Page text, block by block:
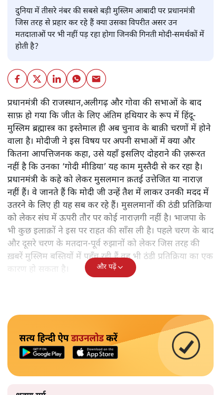
दुनिया में तीसरे नंबर की सबसे बड़ी मुस्लिम आबादी पर प्रधानमंत्री
जिस तरह से प्रहार कर रहे हैं क्या उसका विपरीत असर उन
मतदाताओं पर भी नहीं पड़ रहा होगा जिनकी गिनती मोदी-समर्थकों में
होती है?
प्रधानमंत्री की राजस्थान,अलीगढ़ और गोवा की सभाओं के बाद
साफ़ हो गया कि जीत के लिए अंतिम हथियार के रूप में हिंदू-
मुस्लिम ब्रह्मास्त्र का इस्तेमाल ही अब चुनाव के बाक़ी चरणों में होने
वाला है। मोदीजी ने इस विषय पर अपनी सभाओं में क्या और
कितना आपत्तिजनक कहा, उसे यहाँ इसलिए दोहराने की ज़रूरत
नहीं है कि उनका ‘गोदी मीडिया’ यह काम मुस्तैदी से कर रहा है।
प्रधानमंत्री के कहे को लेकर मुसलमान क़तई उत्तेजित या नाराज़
नहीं हैं। वे जानते हैं कि मोदी जी उन्हें तैश में लाकर उनकी मदद में
उतरने के लिए ही यह सब कर रहे हैं। मुसलमानों की ठंडी प्रतिक्रिया
को लेकर संघ में ऊपरी तौर पर कोई नाराज़गी नहीं है। भाजपा के
भी कुछ इलाक़ों ने इस पर राहत की साँस ली है। पहले चरण के बाद
और दूसरे चरण के मतदान-पूर्व रुझानों को लेकर जिस तरह की
ख़बरें मुस्लिम बस्तियों में पहुँच रही हैं वह भी ठंडी प्रतिक्रिया का एक
कारण हो सकता है।
और पढ़ें
सत्य हिन्दी ऐपडाउनलोडकरें